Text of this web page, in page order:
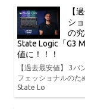
【
シ
の
State Logic「G3
値に！！！
【過去最安値】 3バ
フェッショナルのた
State Lo